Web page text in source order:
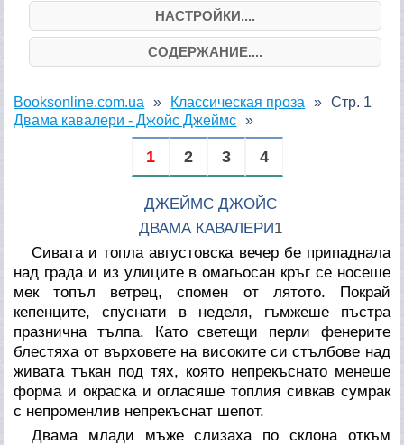
НАСТРОЙКИ....
СОДЕРЖАНИЕ....
Booksonline.com.ua
Классическая проза
Двама кавалери - Джойс Джеймс
Стр. 1
1 2 3 4
ДЖЕЙМС ДЖОЙС
ДВАМА КАВАЛЕРИ1
Сивата и топла августовска вечер бе припаднала
над града и из улиците в омагьосан кръг се носеше
мек топъл ветрец, спомен от лятото. Покрай
кепенците, спуснати в неделя, гъмжеше пъстра
празнична тълпа. Като светещи перли фенерите
блестяха от върховете на високите си стълбове над
живата тъкан под тях, която непрекъснато менеше
форма и окраска и огласяше топлия сивкав сумрак
с непроменлив непрекъснат шепот.
Двама млади мъже слизаха по склона откъм